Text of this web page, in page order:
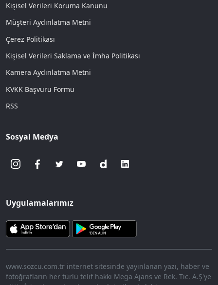
Kişisel Verileri Koruma Kanunu
Müşteri Aydınlatma Metni
Çerez Politikası
Kişisel Verileri Saklama ve İmha Politikası
Kamera Aydınlatma Metni
KVKK Başvuru Formu
RSS
Sosyal Medya
Uygulamalarımız
www.sozcu.com.tr internet sitesinde yayınlanan yazı, haber ve
fotoğrafların her türlü telif hakkı Mega Ajans ve Rek. Tic. A.Ş'ye